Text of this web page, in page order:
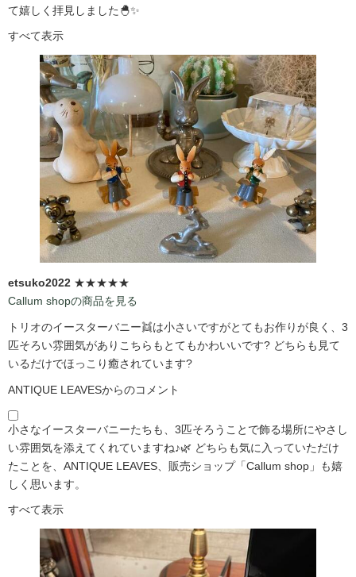
て嬉しく拝見しました🐣✨
すべて表示
etsuko2022 ★★★★★
Callum shopの商品を見る
トリオのイースターバニー👯は小さいですがとてもお作りが良く、3
匹そろい雰囲気がありこちらもとてもかわいいです?️ どちらも見て
いるだけでほっこり癒されています?️
ANTIQUE LEAVESからのコメント
小さなイースターバニーたちも、3匹そろうことで飾る場所にやさし
い雰囲気を添えてくれていますね♪🌿 どちらも気に入っていただけ
たことを、ANTIQUE LEAVES、販売ショップ「Callum shop」も嬉
しく思います。
すべて表示